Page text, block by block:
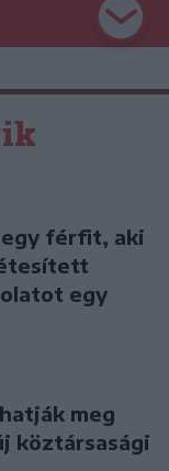
férfit, aki
egy
meg
köztársasági